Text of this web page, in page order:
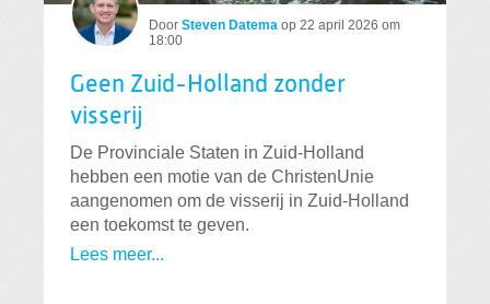
Door Steven Datema op 22 april 2026 om
18:00
Geen Zuid-Holland zonder
visserij
De Provinciale Staten in Zuid-Holland
hebben een motie van de ChristenUnie
aangenomen om de visserij in Zuid-Holland
een toekomst te geven.
Lees meer...